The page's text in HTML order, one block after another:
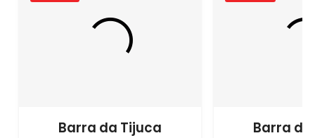
Barra da Tijuca Barra